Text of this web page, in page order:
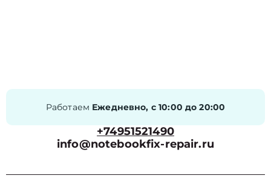
Работаем Ежедневно, с 10:00 до 20:00
+74951521490
info@notebookfix-repair.ru